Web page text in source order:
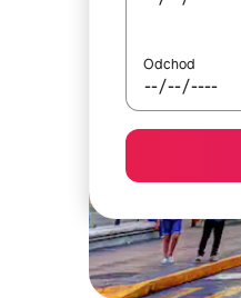
Odchod